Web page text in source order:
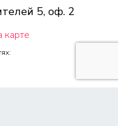
5, оф. 2
карте